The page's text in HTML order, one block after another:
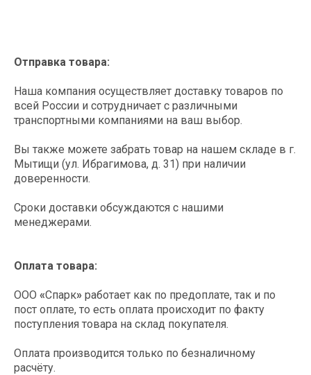
Отправка товара:
Наша компания осуществляет доставку товаров по
всей России и сотрудничает с различными
транспортными компаниями на ваш выбор.
Вы также можете забрать товар на нашем складе в г.
Мытищи (ул. Ибрагимова, д. 31) при наличии
доверенности.
Сроки доставки обсуждаются с нашими
менеджерами.
Оплата товара:
ООО «Спарк» работает как по предоплате, так и по
пост оплате, то есть оплата происходит по факту
поступления товара на склад покупателя.
Оплата производится только по безналичному
расчёту.
оборудования
Поддерживаем клиентов на
всех этапах покупки и в